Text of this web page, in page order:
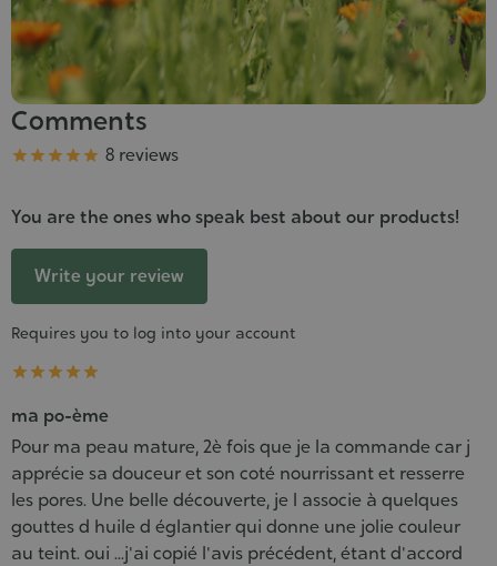
Comments
Grade
     8 reviews
You are the ones who speak best about our products!
Write your review
Requires you to log into your account
    
ma po-ème
Pour ma peau mature, 2è fois que je la commande car j
apprécie sa douceur et son coté nourrissant et resserre
les pores. Une belle découverte, je l associe à quelques
gouttes d huile d églantier qui donne une jolie couleur
au teint. oui ...j'ai copié l'avis précédent, étant d'accord